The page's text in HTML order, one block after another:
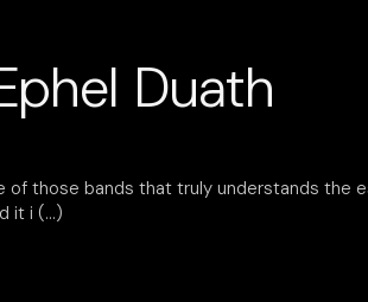
Duath
of those bands that truly understands
it i